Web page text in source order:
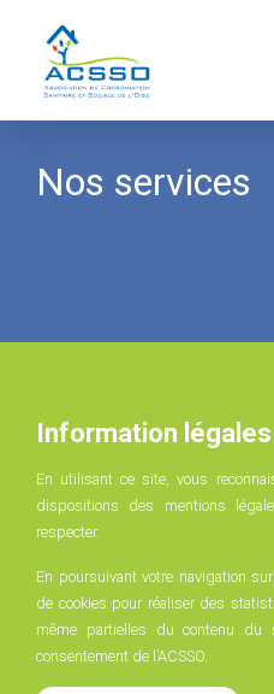
Nos services
Information légales
En utilisant ce site, vous
dispositions des mentions
respecter.
En poursuivant votre navigation
de cookies pour réaliser des
même partielles du contenu
consentement de l’ACSSO.